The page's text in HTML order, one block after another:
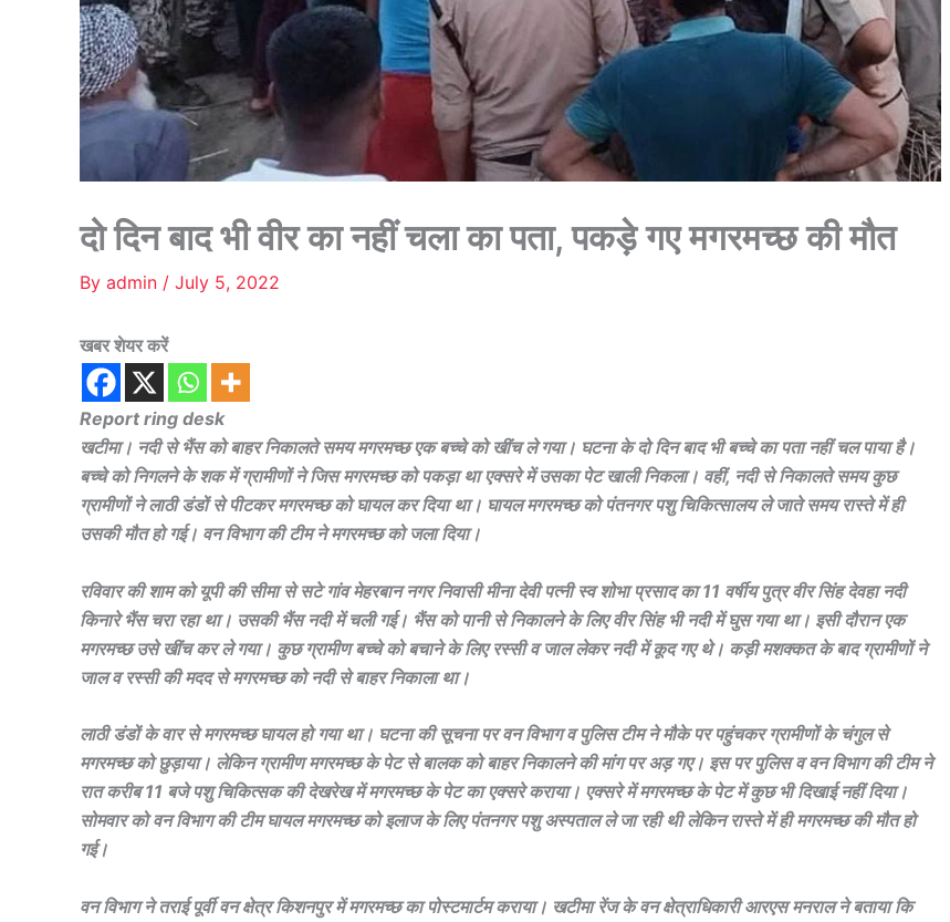
दो दिन बाद भी वीर का नहीं चला का पता, पकड़े गए मगरमच्छ की मौत
By admin / July 5, 2022
खबर शेयर करें
Report ring desk
खटीमा। नदी से भैंस को बाहर निकालते समय मगरमच्छ एक बच्चे को खींच ले गया। घटना के दो दिन बाद भी बच्चे का पता नहीं चल पाया है।
बच्चे को निगलने के शक में ग्रामीणों ने जिस मगरमच्छ को पकड़ा था एक्सरे में उसका पेट खाली निकला। वहीं, नदी से निकालते समय कुछ
ग्रामीणों ने लाठी डंडों से पीटकर मगरमच्छ को घायल कर दिया था। घायल मगरमच्छ को पंतनगर पशु चिकित्सालय ले जाते समय रास्ते में ही
उसकी मौत हो गई। वन विभाग की टीम ने मगरमच्छ को जला दिया।
रविवार की शाम को यूपी की सीमा से सटे गांव मेहरबान नगर निवासी मीना देवी पत्नी स्व शोभा प्रसाद का 11 वर्षीय पुत्र वीर सिंह देवहा नदी
किनारे भैंस चरा रहा था। उसकी भैंस नदी में चली गई। भैंस को पानी से निकालने के लिए वीर सिंह भी नदी में घुस गया था। इसी दौरान एक
मगरमच्छ उसे खींच कर ले गया। कुछ ग्रामीण बच्चे को बचाने के लिए रस्सी व जाल लेकर नदी में कूद गए थे। कड़ी मशक्कत के बाद ग्रामीणों ने
जाल व रस्सी की मदद से मगरमच्छ को नदी से बाहर निकाला था।
लाठी डंडों के वार से मगरमच्छ घायल हो गया था। घटना की सूचना पर वन विभाग व पुलिस टीम ने मौके पर पहुंचकर ग्रामीणों के चंगुल से
मगरमच्छ को छुड़ाया। लेकिन ग्रामीण मगरमच्छ के पेट से बालक को बाहर निकालने की मांग पर अड़ गए। इस पर पुलिस व वन विभाग की टीम ने
रात करीब 11 बजे पशु चिकित्सक की देखरेख में मगरमच्छ के पेट का एक्सरे कराया। एक्सरे में मगरमच्छ के पेट में कुछ भी दिखाई नहीं दिया।
सोमवार को वन विभाग की टीम घायल मगरमच्छ को इलाज के लिए पंतनगर पशु अस्पताल ले जा रही थी लेकिन रास्ते में ही मगरमच्छ की मौत हो
गई।
वन विभाग ने तराई पूर्वी वन क्षेत्र किशनपुर में मगरमच्छ का पोस्टमार्टम कराया। खटीमा रेंज के वन क्षेत्राधिकारी आरएस मनराल ने बताया कि